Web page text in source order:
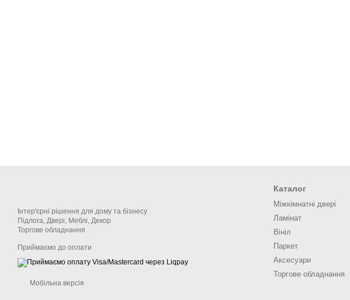
Інтер'єрні рішення для дому та бізнесу
Підлога, Двері, Меблі, Декор
Торгове обладнання
Приймаємо до оплати
Мобільна версія
Каталог
Міжкімнатні двері
Ламінат
Вініл
Паркет
Аксесуари
Торгове обладнання